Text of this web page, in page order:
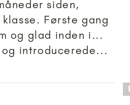
siden,
Første gang
og glad inden i...
introducerede...